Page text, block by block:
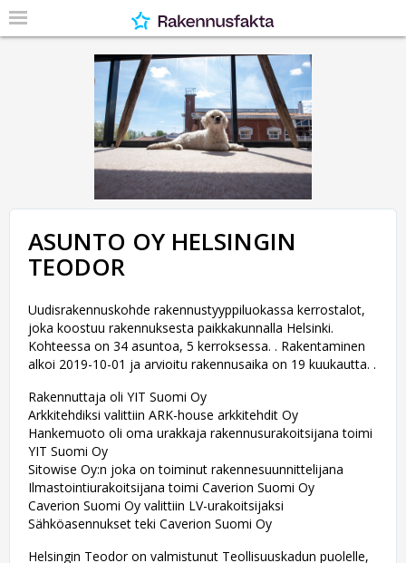
ASUNTO OY HELSINGIN
TEODOR
Uudisrakennuskohde rakennustyyppiluokassa kerrostalot,
joka koostuu rakennuksesta paikkakunnalla Helsinki.
Kohteessa on 34 asuntoa, 5 kerroksessa. . Rakentaminen
alkoi 2019-10-01 ja arvioitu rakennusaika on 19 kuukautta. .
Rakennuttaja oli YIT Suomi Oy
Arkkitehdiksi valittiin ARK-house arkkitehdit Oy
Hankemuoto oli oma urakkaja rakennusurakoitsijana toimi
YIT Suomi Oy
Sitowise Oy:n joka on toiminut rakennesuunnittelijana
Ilmastointiurakoitsijana toimi Caverion Suomi Oy
Caverion Suomi Oy valittiin LV-urakoitsijaksi
Sähköasennukset teki Caverion Suomi Oy
Helsingin Teodor on valmistunut Teollisuuskadun puolelle,